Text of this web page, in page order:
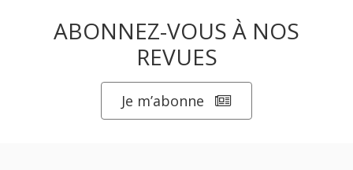
ABONNEZ-VOUS À NOS
REVUES
Je m’abonne